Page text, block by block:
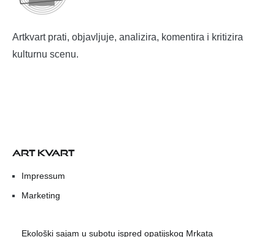
Artkvart prati, objavljuje, analizira, komentira i kritizira
kulturnu scenu.
ART KVART
Impressum
Marketing
Ekološki sajam u subotu ispred opatijskog Mrkata